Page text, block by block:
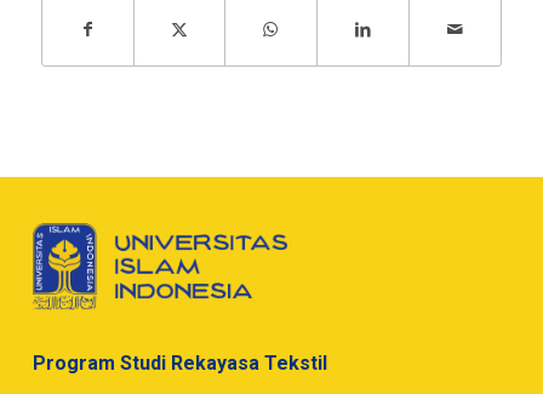
Program Studi Rekayasa Tekstil